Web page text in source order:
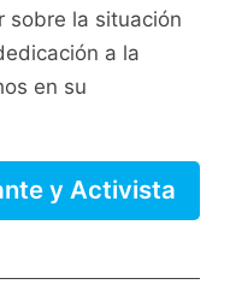
sobre la situación
a la
en su
y Activista